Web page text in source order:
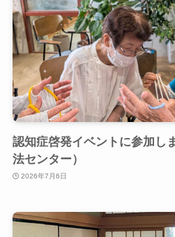
認知症啓発イベントに参加し
法センター）
2026年7月6日